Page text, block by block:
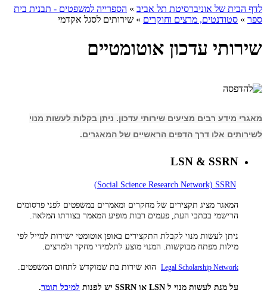
לדף הבית של אוניברסיטת תל אביב » הספרייה למשפטים - תבנית בית
ספר » סטודנטים, מרצים וחוקרים » שירותים לסגל אקדמי
שירותי עדכון אוטומטיים
מאגרי מידע רבים מציעים שירותי עדכון. ניתן בקלות לעשות מנוי
לשירותים אלו דרך הדפים הראשיים של המאגרים.
LSN & SSRN
Social Science Research Network) SSRN)
המאגר מציג תקצירים של מחקרים ומאמרים במשפטים לפני פרסומים
הרישמי בכתבי העת, פעמים רבות מופיע המאמר בצורתו המלאה.
ניתן לעשות מנוי לקבלת התקצירים באופן אוטומטי ישירות למייל לפי
מילות מפתח מבוקשות. המנוי מוצע לתלמידי מחקר ולמרצים.
Legal Scholarship Network הוא שירות בת שמוקדש לתחום המשפטים.
על מנת לעשות מנוי ל LSN או SSRN יש לפנות למיכל תומר.